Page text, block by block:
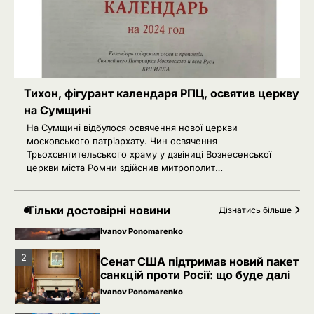
Тихон, фігурант календаря РПЦ, освятив церкву
на Сумщині
На Сумщині відбулося освячення нової церкви
московського патріархату. Чин освячення
Трьохсвятительського храму у дзвіниці Вознесенської
церкви міста Ромни здійснив митрополит…
Тільки достовірні новини Дізнатись більше
Київська нерухомість після 2025
року: які проєкти формують новий
вигляд столиці
Ivanov Ponomarenko
РФ готує удари по НАТО
українськими дронами
РФ знеструмила Херсон: коли
повернуть світло в оселі
Розумна Марина
над військовою базою Німеччини,
де ремонтують Patriot
Ivanov Ponomarenko
2
Сенат США підтримав новий пакет
санкцій проти Росії: що буде далі
Ivanov Ponomarenko